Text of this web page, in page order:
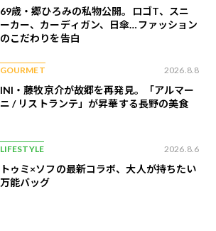
69歳・郷ひろみの私物公開。ロゴT、スニ
ーカー、カーディガン、日傘…ファッション
のこだわりを告白
GOURMET 2026.8.8
INI・藤牧京介が故郷を再発見。「アルマー
ニ / リストランテ」が昇華する長野の美食
LIFESTYLE 2026.8.6
トゥミ×ソフの最新コラボ、大人が持ちたい
万能バッグ